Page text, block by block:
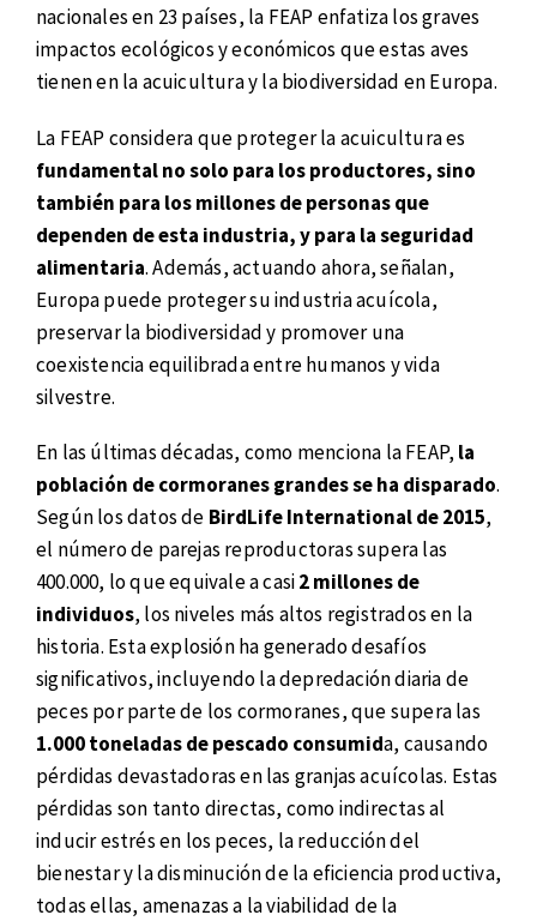
nacionales en 23 países, la FEAP enfatiza los graves
impactos ecológicos y económicos que estas aves
tienen en la acuicultura y la biodiversidad en Europa.
La FEAP considera que proteger la acuicultura es
fundamental no solo para los productores, sino
también para los millones de personas que
dependen de esta industria, y para la seguridad
alimentaria. Además, actuando ahora, señalan,
Europa puede proteger su industria acuícola,
preservar la biodiversidad y promover una
coexistencia equilibrada entre humanos y vida
silvestre.
En las últimas décadas, como menciona la FEAP, la
población de cormoranes grandes se ha disparado.
Según los datos de BirdLife International de 2015,
el número de parejas reproductoras supera las
400.000, lo que equivale a casi2 millones de
individuos, los niveles más altos registrados en la
historia. Esta explosión ha generado desafíos
significativos, incluyendo la depredación diaria de
peces por parte de los cormoranes, que supera las
1.000 toneladas de pescado consumida, causando
pérdidas devastadoras en las granjas acuícolas. Estas
pérdidas son tanto directas, como indirectas al
inducir estrés en los peces, la reducción del
bienestar y la disminución de la eficiencia productiva,
todas ellas, amenazas a la viabilidad de la